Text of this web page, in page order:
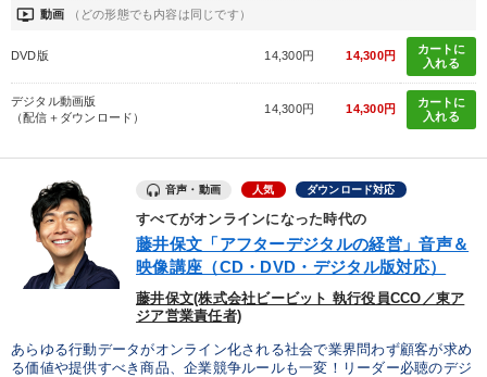
ondemand_video 動画 （どの形態でも内容は同じです）
DVD版 14,300円 14,300円
カートに
入れる
デジタル動画版
（配信＋ダウンロード）
14,300円 14,300円
カートに
入れる
音声・動画 人気 ダウンロード対応
すべてがオンラインになった時代の
藤井保文「アフターデジタルの経営」音声＆
映像講座（CD・DVD・デジタル版対応）
藤井保文(株式会社ビービット 執行役員CCO／東ア
ジア営業責任者)
あらゆる行動データがオンライン化される社会で業界問わず顧客が求め
る価値や提供すべき商品、企業競争ルールも一変！リーダー必聴のデジ